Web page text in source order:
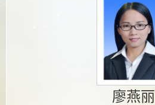
廖燕丽